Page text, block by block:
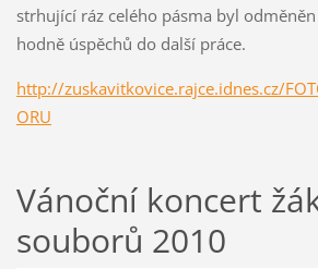
strhující ráz celého pásma byl
hodně úspěchů do další práce.
http://zuskavitkovice.rajce.idnes.cz/
ORU
Vánoční koncert
souborů 2010